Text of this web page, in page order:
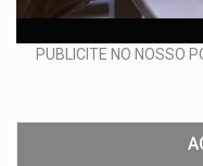
PUBLICITE NO NOSSO